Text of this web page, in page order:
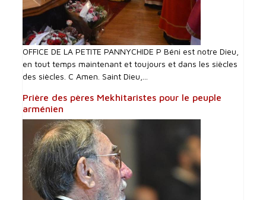
OFFICE DE LA PETITE PANNYCHIDE P Béni est notre Dieu,
en tout temps maintenant et toujours et dans les siècles
des siècles. C Amen. Saint Dieu,...
Prière des pères Mekhitaristes pour le peuple
arménien